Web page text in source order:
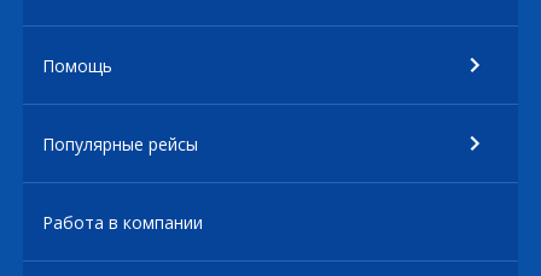
Помощь
Популярные рейсы
Работа в компании